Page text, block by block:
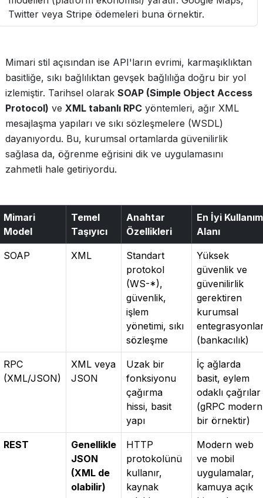
Twitter veya Stripe ödemeleri buna örnektir.
Mimari stil açısından ise API'ların evrimi, karmaşıklıktan
basitliğe, sıkı bağlılıktan gevşek bağlılığa doğru bir yol
izlemiştir. Tarihsel olarak SOAP (Simple Object Access
Protocol) ve XML tabanlı RPC yöntemleri, ağır XML
mesajlaşma yapıları ve sıkı sözleşmelere (WSDL)
dayanıyordu. Bu, kurumsal ortamlarda güvenilirlik
sağlasa da, öğrenme eğrisini dik ve uygulamasını
zahmetli hale getiriyordu.
Mimari
Model
Temel
Taşıyıcı
Anahtar
Özellikleri
En İyi Kullanım
Alanı
SOAP XML
Standart
protokol
(WS-*),
güvenlik,
işlem
yönetimi, sıkı
sözleşme
Yüksek
güvenlik ve
güvenilirlik
gerektiren
kurumsal
(bankacılık)
RPC
(XML/JSON)
XML veya
JSON
Uzak bir
fonksiyonu
çağırma
hissi, basit
yapı
İç ağlarda
basit, eylem
odaklı çağrılar
(gRPC modern
bir örnektir)
REST
Genellikle
JSON
(XML de
olabilir)
HTTP
protokolünü
kullanır,
kaynak
Modern web
ve mobil
uygulamalar,
kamuya açık